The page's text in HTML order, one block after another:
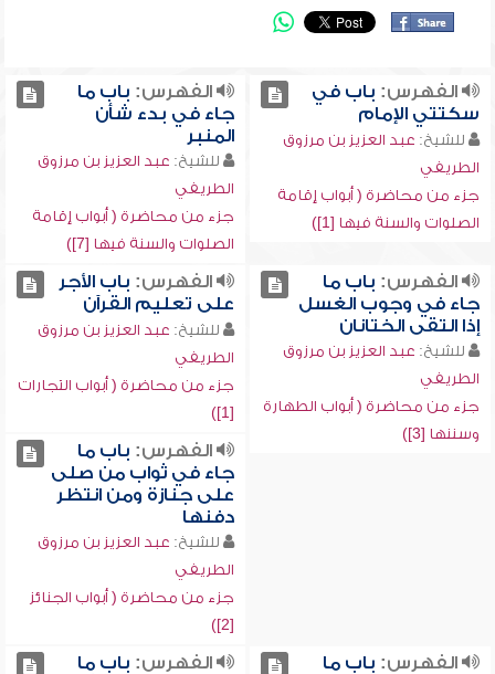
الفهرس: باب في
سكتتي الإمام
للشيخ: عبد العزيز بن مرزوق
الطريفي
جزء من محاضرة ( أبواب إقامة
الصلوات والسنة فيها [1])
الفهرس: باب ما
جاء في بدء شأن
المنبر
للشيخ: عبد العزيز بن مرزوق
الطريفي
جزء من محاضرة ( أبواب إقامة
الصلوات والسنة فيها [7])
الفهرس: باب ما
جاء في وجوب الغسل
إذا التقى الختانان
للشيخ: عبد العزيز بن مرزوق
الطريفي
جزء من محاضرة ( أبواب الطهارة
وسننها [3])
الفهرس: باب الأجر
على تعليم القرآن
للشيخ: عبد العزيز بن مرزوق
الطريفي
جزء من محاضرة ( أبواب التجارات
[1])
الفهرس: باب ما
جاء في ثواب من صلى
على جنازة ومن انتظر
دفنها
للشيخ: عبد العزيز بن مرزوق
الطريفي
جزء من محاضرة ( أبواب الجنائز
[2])
الفهرس: باب ما
الفهرس: باب ما